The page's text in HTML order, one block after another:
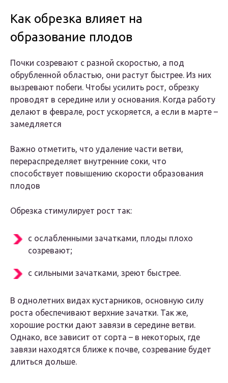
Как обрезка влияет на
образование плодов
Почки созревают с разной скоростью, а под
обрубленной областью, они растут быстрее. Из них
вызревают побеги. Чтобы усилить рост, обрезку
проводят в середине или у основания. Когда работу
делают в феврале, рост ускоряется, а если в марте –
замедляется
Важно отметить, что удаление части ветви,
перераспределяет внутренние соки, что
способствует повышению скорости образования
плодов
Обрезка стимулирует рост так:
с ослабленными зачатками, плоды плохо
созревают;
с сильными зачатками, зреют быстрее.
В однолетних видах кустарников, основную силу
роста обеспечивают верхние зачатки. Так же,
хорошие ростки дают завязи в середине ветви.
Однако, все зависит от сорта – в некоторых, где
завязи находятся ближе к почве, созревание будет
длиться дольше.